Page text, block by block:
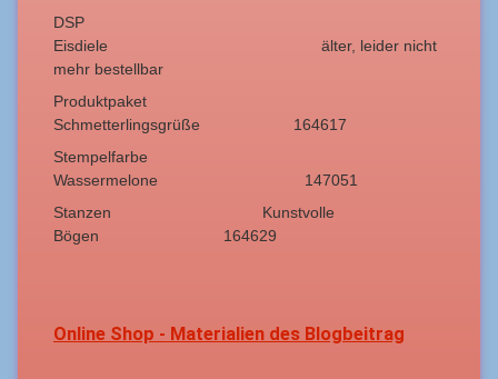
DSP
Eisdiele älter, leider nicht
mehr bestellbar
Produktpaket
Schmetterlingsgrüße 164617
Stempelfarbe
Wassermelone 147051
Stanzen Kunstvolle
Bögen 164629
Online Shop - Materialien des Blogbeitrag